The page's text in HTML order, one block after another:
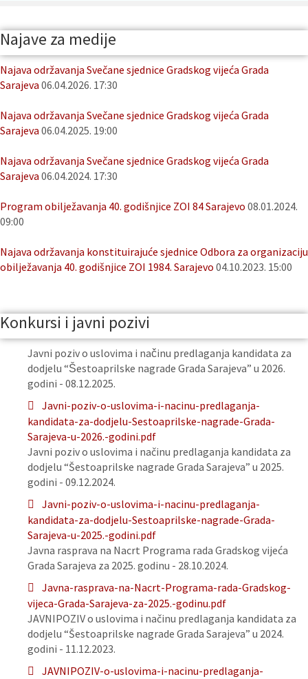
Najave za medije
Najava održavanja Svečane sjednice Gradskog vijeća Grada
Sarajeva 06.04.2026. 17:30
Najava održavanja Svečane sjednice Gradskog vijeća Grada
Sarajeva 06.04.2025. 19:00
Najava održavanja Svečane sjednice Gradskog vijeća Grada
Sarajeva 06.04.2024. 17:30
Program obilježavanja 40. godišnjice ZOI 84 Sarajevo 08.01.2024.
09:00
Najava održavanja konstituirajuće sjednice Odbora za organizaciju
obilježavanja 40. godišnjice ZOI 1984. Sarajevo 04.10.2023. 15:00
Konkursi i javni pozivi
Javni poziv o uslovima i načinu predlaganja kandidata za
dodjelu “Šestoaprilske nagrade Grada Sarajeva” u 2026.
godini - 08.12.2025.
Javni-poziv-o-uslovima-i-nacinu-predlaganja-
kandidata-za-dodjelu-Sestoaprilske-nagrade-Grada-
Sarajeva-u-2026.-godini.pdf
Javni poziv o uslovima i načinu predlaganja kandidata za
dodjelu “Šestoaprilske nagrade Grada Sarajeva” u 2025.
godini - 09.12.2024.
Javni-poziv-o-uslovima-i-nacinu-predlaganja-
kandidata-za-dodjelu-Sestoaprilske-nagrade-Grada-
Sarajeva-u-2025.-godini.pdf
Javna rasprava na Nacrt Programa rada Gradskog vijeća
Grada Sarajeva za 2025. godinu - 28.10.2024.
Javna-rasprava-na-Nacrt-Programa-rada-Gradskog-
vijeca-Grada-Sarajeva-za-2025.-godinu.pdf
JAVNIPOZIV o uslovima i načinu predlaganja kandidata za
dodjelu “Šestoaprilske nagrade Grada Sarajeva” u 2024.
godini - 11.12.2023.
JAVNIPOZIV-o-uslovima-i-nacinu-predlaganja-